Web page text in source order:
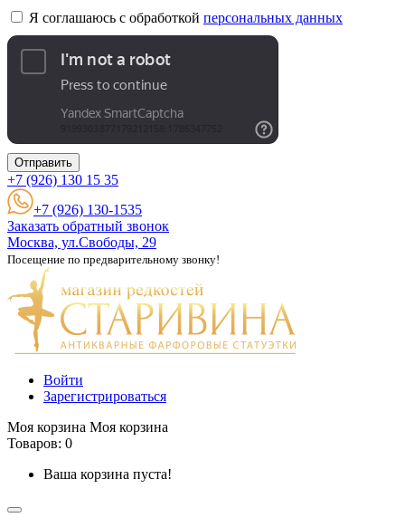
Я соглашаюсь с обработкой персональных данных
Отправить
+7 (926) 130 15 35
+7 (926) 130-1535
Заказать обратный звонок
Москва, ул.Свободы, 29
Посещение по предварительному звонку!
Войти
Зарегистрироваться
Моя корзина Моя корзина
Товаров: 0
Ваша корзина пуста!